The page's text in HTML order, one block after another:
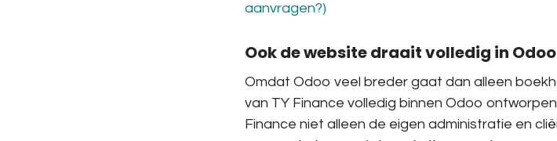
aanvragen?)
Ook de website draait volledig in Odoo
Omdat Odoo veel breder gaat dan alleen
van TY Finance volledig binnen Odoo
Finance niet alleen de eigen administratie en